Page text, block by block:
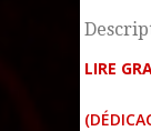
LIRE